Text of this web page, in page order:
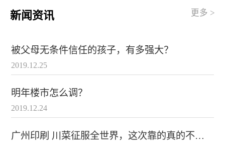
广州卷闸门清楚认识到好产品更需要好的售后服务。我们做的不
是一次性的销售，不是产品出手了，就把客户忘在九宵云外。玮
始，公司就会建立客户档案，定期电话回访使用情况，定期上门
查验使用效果，一年内三次上门检修、保养。公司还设有客户服
务反馈信箱，就是对我们的服务进行评分，提出意见和建设，所
有的这些目的只有一个就是办最好的广州卷闸厂提供更优质的产
户至上，为卷闸门服务”的理念，承接各类大型
计，生产，安装工程，与您一起发展宏图大志，共创盛世
辉煌
新闻资讯 更多 >
被父母无条件信任的孩子，有多强大？
2019.12.25
明年楼市怎么调？
2019.12.24
广州印刷 川菜征服全世界，这次靠的真的不是